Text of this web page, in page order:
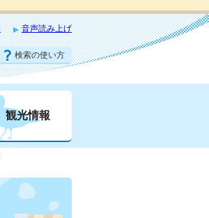
音声読み上げ
検索の使い方
観光情報